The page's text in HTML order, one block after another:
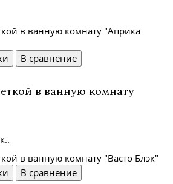
В сравнение
в ванную комнату
В сравнение